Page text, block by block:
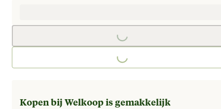
Loading...
Loading...
Kopen bij Welkoop is gemakkelijk